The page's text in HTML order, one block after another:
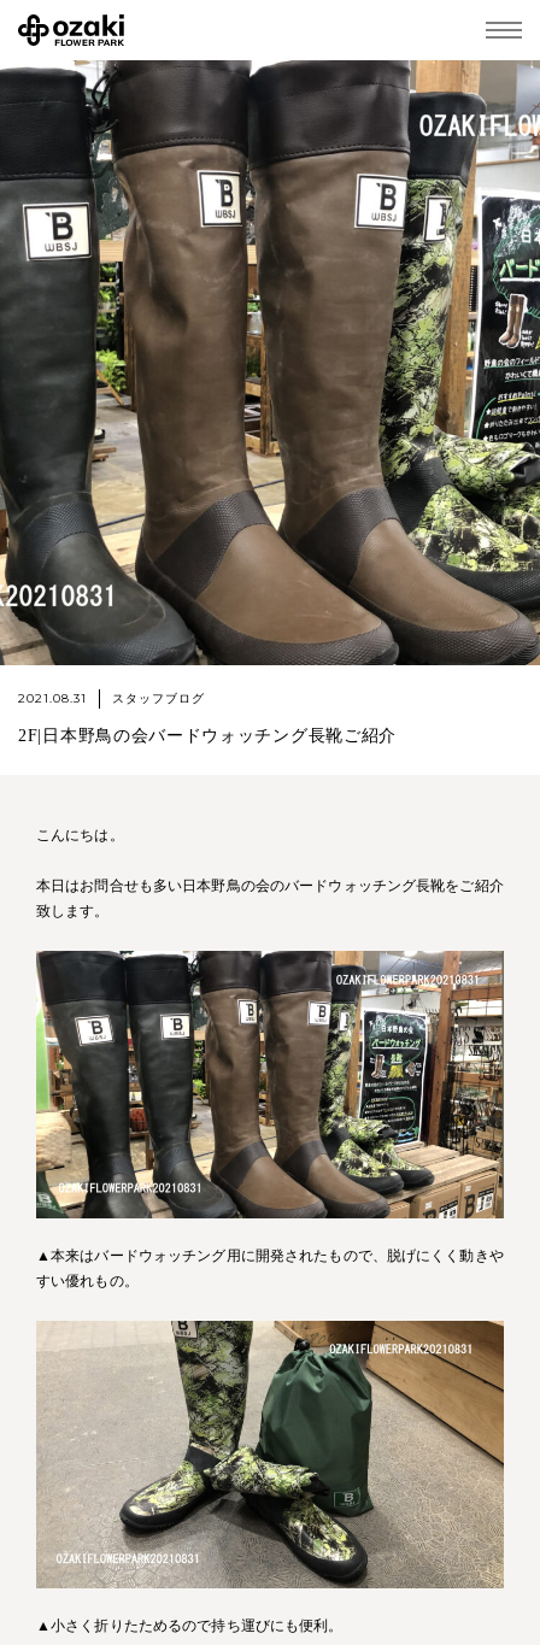
2021.08.31 スタッフブログ
2F|日本野鳥の会バードウォッチング長靴ご紹介
こんにちは。
本日はお問合せも多い日本野鳥の会のバードウォッチング長靴をご紹介
致します。
▲本来はバードウォッチング用に開発されたもので、脱げにくく動きや
すい優れもの。
▲小さく折りたためるので持ち運びにも便利。